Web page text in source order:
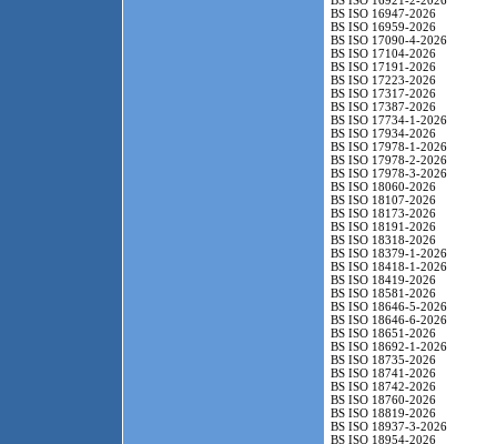
BS ISO 16947-2026
BS ISO 16959-2026
BS ISO 17090-4-2026
BS ISO 17104-2026
BS ISO 17191-2026
BS ISO 17223-2026
BS ISO 17317-2026
BS ISO 17387-2026
BS ISO 17734-1-2026
BS ISO 17934-2026
BS ISO 17978-1-2026
BS ISO 17978-2-2026
BS ISO 17978-3-2026
BS ISO 18060-2026
BS ISO 18107-2026
BS ISO 18173-2026
BS ISO 18191-2026
BS ISO 18318-2026
BS ISO 18379-1-2026
BS ISO 18418-1-2026
BS ISO 18419-2026
BS ISO 18581-2026
BS ISO 18646-5-2026
BS ISO 18646-6-2026
BS ISO 18651-2026
BS ISO 18692-1-2026
BS ISO 18735-2026
BS ISO 18741-2026
BS ISO 18742-2026
BS ISO 18760-2026
BS ISO 18819-2026
BS ISO 18937-3-2026
BS ISO 18954-2026